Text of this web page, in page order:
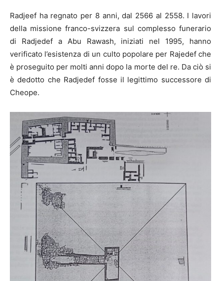
Radjeef ha regnato per 8 anni, dal 2566 al 2558. I lavori
della missione franco-svizzera sul complesso funerario
di Radjedef a Abu Rawash, iniziati nel 1995, hanno
verificato l’esistenza di un culto popolare per Rajedef che
è proseguito per molti anni dopo la morte del re. Da ciò si
è dedotto che Radjedef fosse il legittimo successore di
Cheope.